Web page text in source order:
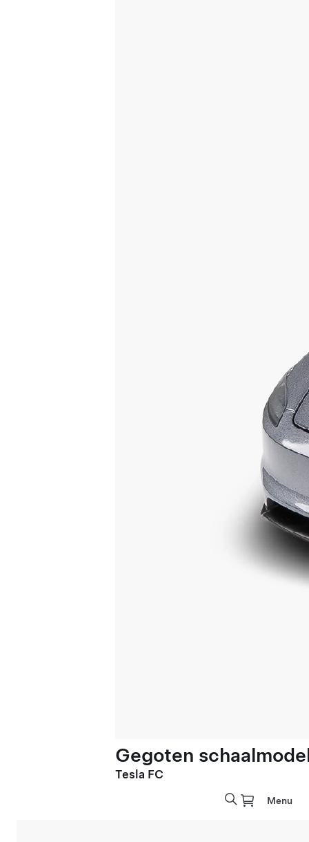
Gegoten
Tesla FC
Menu